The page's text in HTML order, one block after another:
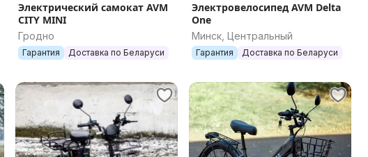
Электрический самокат AVM
CITY MINI
Гродно
Гарантия Доставка по Беларуси
Электровелосипед AVM Delta
One
Минск, Центральный
Гарантия Доставка по Беларуси